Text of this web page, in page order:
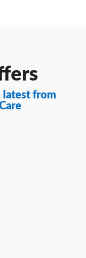
latest from